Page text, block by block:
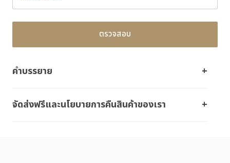
ตรวจสอบ
คำบรรยาย
จัดส่งฟรีและนโยบายการคืนสินค้าของเรา